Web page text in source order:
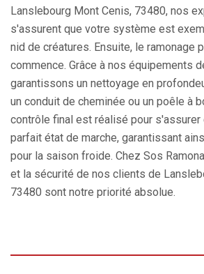
Lanslebourg Mont Cenis, 73480, nos
s'assurent que votre système est
nid de créatures. Ensuite, le ramonage
commence. Grâce à nos équipements
garantissons un nettoyage en
un conduit de cheminée ou un poêle à
contrôle final est réalisé pour s'assurer
parfait état de marche, garantissant
pour la saison froide. Chez Sos
et la sécurité de nos clients de
73480 sont notre priorité absolue.